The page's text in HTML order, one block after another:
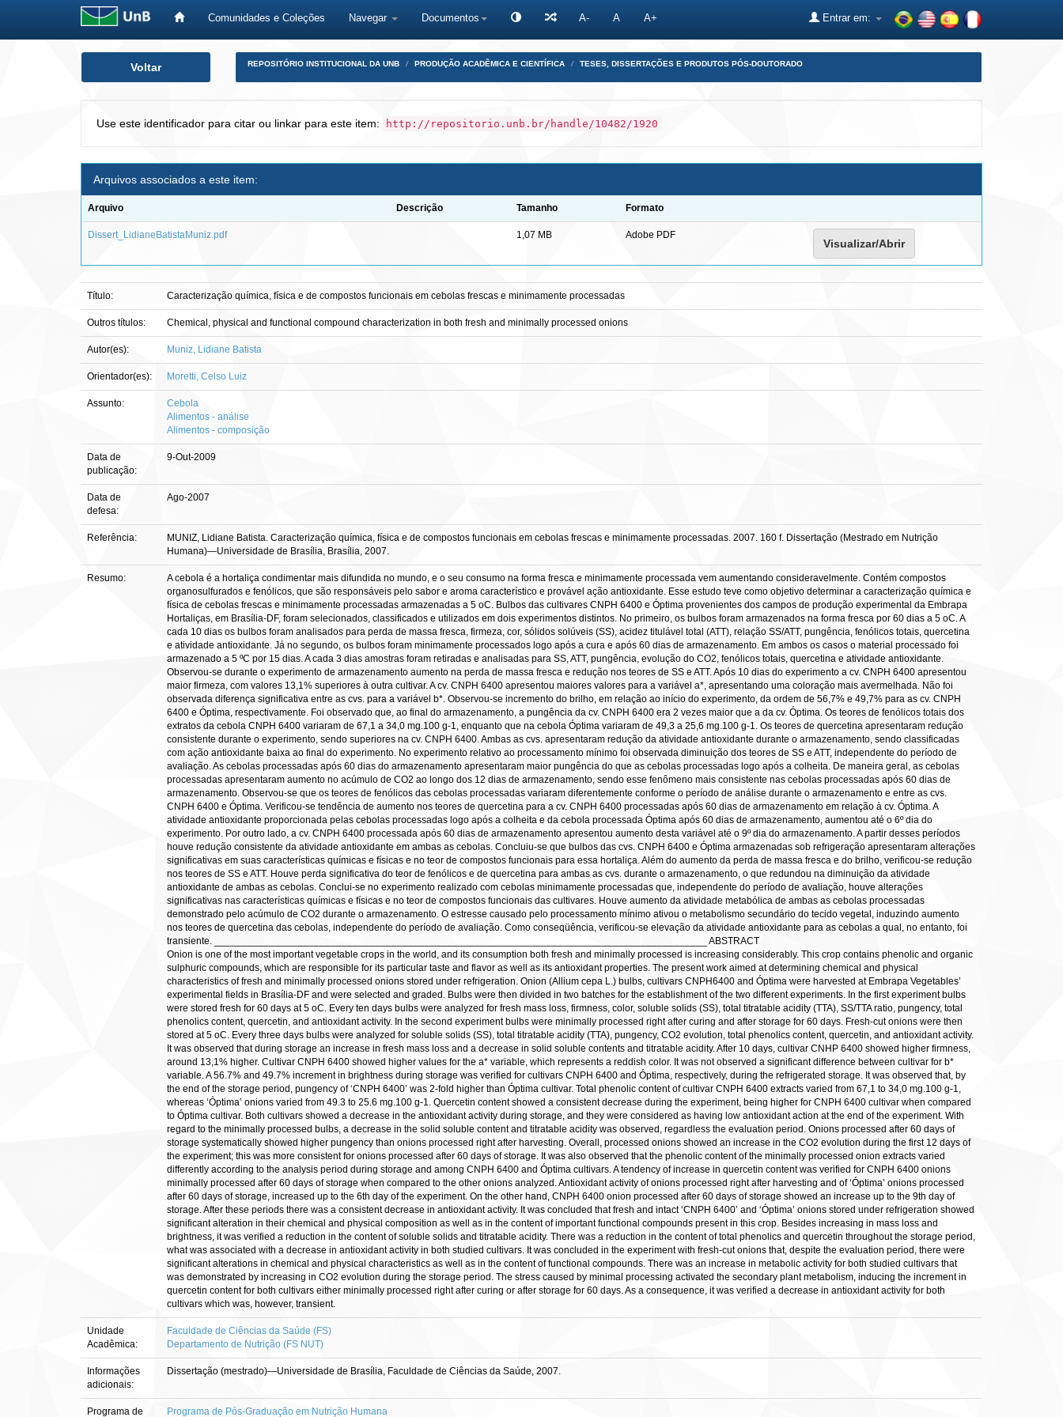
Comunidades e Coleções Navegar Documentos A- A A+ Entrar em:
Voltar REPOSITÓRIO INSTITUCIONAL DA UNB PRODUÇÃO ACADÊMICA E CIENTÍFICA TESES, DISSERTAÇÕES E PRODUTOS PÓS-DOUTORADO
Use este identificador para citar ou linkar para este item: http://repositorio.unb.br/handle/10482/1920
Arquivos associados a este item:
Arquivo Descrição Tamanho Formato
Dissert_LidianeBatistaMuniz.pdf 1,07 MB Adobe PDF
Visualizar/Abrir
Título: Caracterização química, física e de compostos funcionais em cebolas frescas e minimamente processadas
Outros títulos: Chemical, physical and functional compound characterization in both fresh and minimally processed onions
Autor(es): Muniz, Lidiane Batista
Orientador(es): Moretti, Celso Luiz
Assunto:
Cebola
Alimentos - análise
Alimentos - composição
Data de
publicação:
9-Out-2009
Data de
defesa:
Ago-2007
Referência:
MUNIZ, Lidiane Batista. Caracterização química, física e de compostos funcionais em cebolas frescas e minimamente processadas. 2007. 160 f. Dissertação (Mestrado em Nutrição
Humana)—Universidade de Brasília, Brasília, 2007.
Resumo:
A cebola é a hortaliça condimentar mais difundida no mundo, e o seu consumo na forma fresca e minimamente processada vem aumentando consideravelmente. Contém compostos
organosulfurados e fenólicos, que são responsáveis pelo sabor e aroma característico e provável ação antioxidante. Esse estudo teve como objetivo determinar a caracterização química e
física de cebolas frescas e minimamente processadas armazenadas a 5 oC. Bulbos das cultivares CNPH 6400 e Óptima provenientes dos campos de produção experimental da Embrapa
Hortaliças, em Brasília-DF, foram selecionados, classificados e utilizados em dois experimentos distintos. No primeiro, os bulbos foram armazenados na forma fresca por 60 dias a 5 oC. A
cada 10 dias os bulbos foram analisados para perda de massa fresca, firmeza, cor, sólidos solúveis (SS), acidez titulável total (ATT), relação SS/ATT, pungência, fenólicos totais, quercetina
e atividade antioxidante. Já no segundo, os bulbos foram minimamente processados logo após a cura e após 60 dias de armazenamento. Em ambos os casos o material processado foi
armazenado a 5 ºC por 15 dias. A cada 3 dias amostras foram retiradas e analisadas para SS, ATT, pungência, evolução do CO2, fenólicos totais, quercetina e atividade antioxidante.
Observou-se durante o experimento de armazenamento aumento na perda de massa fresca e redução nos teores de SS e ATT. Após 10 dias do experimento a cv. CNPH 6400 apresentou
maior firmeza, com valores 13,1% superiores à outra cultivar. A cv. CNPH 6400 apresentou maiores valores para a variável a*, apresentando uma coloração mais avermelhada. Não foi
observada diferença significativa entre as cvs. para a variável b*. Observou-se incremento do brilho, em relação ao início do experimento, da ordem de 56,7% e 49,7% para as cv. CNPH
6400 e Óptima, respectivamente. Foi observado que, ao final do armazenamento, a pungência da cv. CNPH 6400 era 2 vezes maior que a da cv. Óptima. Os teores de fenólicos totais dos
extratos da cebola CNPH 6400 variaram de 67,1 a 34,0 mg.100 g-1, enquanto que na cebola Óptima variaram de 49,3 a 25,6 mg.100 g-1. Os teores de quercetina apresentaram redução
consistente durante o experimento, sendo superiores na cv. CNPH 6400. Ambas as cvs. apresentaram redução da atividade antioxidante durante o armazenamento, sendo classificadas
com ação antioxidante baixa ao final do experimento. No experimento relativo ao processamento mínimo foi observada diminuição dos teores de SS e ATT, independente do período de
avaliação. As cebolas processadas após 60 dias do armazenamento apresentaram maior pungência do que as cebolas processadas logo após a colheita. De maneira geral, as cebolas
processadas apresentaram aumento no acúmulo de CO2 ao longo dos 12 dias de armazenamento, sendo esse fenômeno mais consistente nas cebolas processadas após 60 dias de
armazenamento. Observou-se que os teores de fenólicos das cebolas processadas variaram diferentemente conforme o período de análise durante o armazenamento e entre as cvs.
CNPH 6400 e Óptima. Verificou-se tendência de aumento nos teores de quercetina para a cv. CNPH 6400 processadas após 60 dias de armazenamento em relação à cv. Óptima. A
atividade antioxidante proporcionada pelas cebolas processadas logo após a colheita e da cebola processada Óptima após 60 dias de armazenamento, aumentou até o 6º dia do
experimento. Por outro lado, a cv. CNPH 6400 processada após 60 dias de armazenamento apresentou aumento desta variável até o 9º dia do armazenamento. A partir desses períodos
houve redução consistente da atividade antioxidante em ambas as cebolas. Concluiu-se que bulbos das cvs. CNPH 6400 e Óptima armazenadas sob refrigeração apresentaram alterações
significativas em suas características químicas e físicas e no teor de compostos funcionais para essa hortaliça. Além do aumento da perda de massa fresca e do brilho, verificou-se redução
nos teores de SS e ATT. Houve perda significativa do teor de fenólicos e de quercetina para ambas as cvs. durante o armazenamento, o que redundou na diminuição da atividade
antioxidante de ambas as cebolas. Conclui-se no experimento realizado com cebolas minimamente processadas que, independente do período de avaliação, houve alterações
significativas nas características químicas e físicas e no teor de compostos funcionais das cultivares. Houve aumento da atividade metabólica de ambas as cebolas processadas
demonstrado pelo acúmulo de CO2 durante o armazenamento. O estresse causado pelo processamento mínimo ativou o metabolismo secundário do tecido vegetal, induzindo aumento
nos teores de quercetina das cebolas, independente do período de avaliação. Como conseqüência, verificou-se elevação da atividade antioxidante para as cebolas a qual, no entanto, foi
transiente. _________________________________________________________________________________________ ABSTRACT
Onion is one of the most important vegetable crops in the world, and its consumption both fresh and minimally processed is increasing considerably. This crop contains phenolic and organic
sulphuric compounds, which are responsible for its particular taste and flavor as well as its antioxidant properties. The present work aimed at determining chemical and physical
characteristics of fresh and minimally processed onions stored under refrigeration. Onion (Allium cepa L.) bulbs, cultivars CNPH6400 and Óptima were harvested at Embrapa Vegetables’
experimental fields in Brasília-DF and were selected and graded. Bulbs were then divided in two batches for the establishment of the two different experiments. In the first experiment bulbs
were stored fresh for 60 days at 5 oC. Every ten days bulbs were analyzed for fresh mass loss, firmness, color, soluble solids (SS), total titratable acidity (TTA), SS/TTA ratio, pungency, total
phenolics content, quercetin, and antioxidant activity. In the second experiment bulbs were minimally processed right after curing and after storage for 60 days. Fresh-cut onions were then
stored at 5 oC. Every three days bulbs were analyzed for soluble solids (SS), total titratable acidity (TTA), pungency, CO2 evolution, total phenolics content, quercetin, and antioxidant activity.
It was observed that during storage an increase in fresh mass loss and a decrease in solid soluble contents and titratable acidity. After 10 days, cultivar CNHP 6400 showed higher firmness,
around 13,1% higher. Cultivar CNPH 6400 showed higher values for the a* variable, which represents a reddish color. It was not observed a significant difference between cultivar for b*
variable. A 56.7% and 49.7% increment in brightness during storage was verified for cultivars CNPH 6400 and Óptima, respectively, during the refrigerated storage. It was observed that, by
the end of the storage period, pungency of ‘CNPH 6400’ was 2-fold higher than Óptima cultivar. Total phenolic content of cultivar CNPH 6400 extracts varied from 67,1 to 34,0 mg.100 g-1,
whereas ‘Óptima’ onions varied from 49.3 to 25.6 mg.100 g-1. Quercetin content showed a consistent decrease during the experiment, being higher for CNPH 6400 cultivar when compared
to Óptima cultivar. Both cultivars showed a decrease in the antioxidant activity during storage, and they were considered as having low antioxidant action at the end of the experiment. With
regard to the minimally processed bulbs, a decrease in the solid soluble content and titratable acidity was observed, regardless the evaluation period. Onions processed after 60 days of
storage systematically showed higher pungency than onions processed right after harvesting. Overall, processed onions showed an increase in the CO2 evolution during the first 12 days of
the experiment; this was more consistent for onions processed after 60 days of storage. It was also observed that the phenolic content of the minimally processed onion extracts varied
differently according to the analysis period during storage and among CNPH 6400 and Óptima cultivars. A tendency of increase in quercetin content was verified for CNPH 6400 onions
minimally processed after 60 days of storage when compared to the other onions analyzed. Antioxidant activity of onions processed right after harvesting and of ‘Óptima’ onions processed
after 60 days of storage, increased up to the 6th day of the experiment. On the other hand, CNPH 6400 onion processed after 60 days of storage showed an increase up to the 9th day of
storage. After these periods there was a consistent decrease in antioxidant activity. It was concluded that fresh and intact ‘CNPH 6400’ and ‘Óptima’ onions stored under refrigeration showed
significant alteration in their chemical and physical composition as well as in the content of important functional compounds present in this crop. Besides increasing in mass loss and
brightness, it was verified a reduction in the content of soluble solids and titratable acidity. There was a reduction in the content of total phenolics and quercetin throughout the storage period,
what was associated with a decrease in antioxidant activity in both studied cultivars. It was concluded in the experiment with fresh-cut onions that, despite the evaluation period, there were
significant alterations in chemical and physical characteristics as well as in the content of functional compounds. There was an increase in metabolic activity for both studied cultivars that
was demonstrated by increasing in CO2 evolution during the storage period. The stress caused by minimal processing activated the secondary plant metabolism, inducing the increment in
quercetin content for both cultivars either minimally processed right after curing or after storage for 60 days. As a consequence, it was verified a decrease in antioxidant activity for both
cultivars which was, however, transient.
Unidade
Acadêmica:
Faculdade de Ciências da Saúde (FS)
Departamento de Nutrição (FS NUT)
Informações
adicionais:
Dissertação (mestrado)—Universidade de Brasília, Faculdade de Ciências da Saúde, 2007.
Programa de Programa de Pós-Graduação em Nutrição Humana